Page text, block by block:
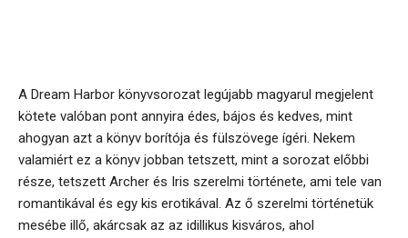
A Dream Harbor könyvsorozat legújabb magyarul megjelent
kötete valóban pont annyira édes, bájos és kedves, mint
ahogyan azt a könyv borítója és fülszövege ígéri. Nekem
valamiért ez a könyv jobban tetszett, mint a sorozat előbbi
része, tetszett Archer és Iris szerelmi története, ami tele van
romantikával és egy kis erotikával. Az ő szerelmi történetük
mesébe illő, akárcsak az az idillikus kisváros, ahol